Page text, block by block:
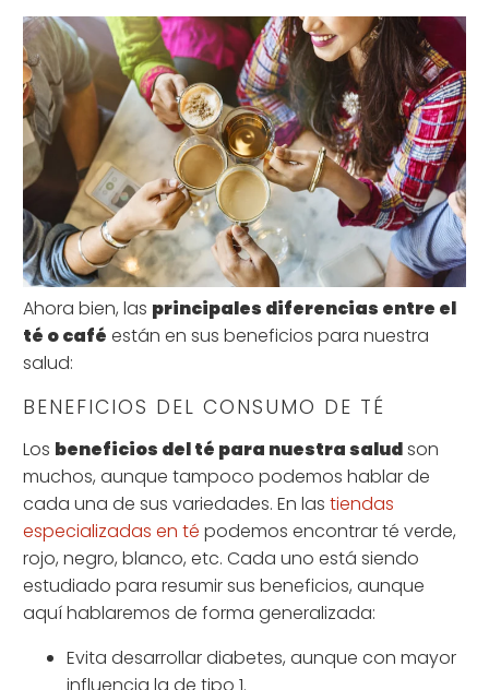
Ahora bien, las principales diferencias entre el
té o café están en sus beneficios para nuestra
salud:
BENEFICIOS DEL CONSUMO DE TÉ
Los beneficios del té para nuestra saludson
muchos, aunque tampoco podemos hablar de
cada una de sus variedades. En lastiendas
especializadas en té podemos encontrar té verde,
rojo, negro, blanco, etc. Cada uno está siendo
estudiado para resumir sus beneficios, aunque
aquí hablaremos de forma generalizada:
Evita desarrollar diabetes, aunque con mayor